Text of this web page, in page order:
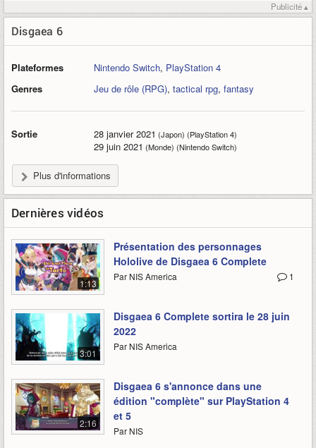
Publicité ▴
Disgaea 6
Plateformes Nintendo Switch, PlayStation 4
Genres
Jeu de rôle (RPG), tactical rpg, fantasy
Sortie 28 janvier 2021 (Japon) (PlayStation 4)
29 juin 2021 (Monde) (Nintendo Switch)
Plus d'informations
Dernières vidéos
1:13
Présentation des personnages
Hololive de Disgaea 6 Complete
1
Par NIS America
3:01
Disgaea 6 Complete sortira le 28 juin
2022
Par NIS America
2:16
Disgaea 6 s'annonce dans une
édition "complète" sur PlayStation 4
et 5
Par NIS